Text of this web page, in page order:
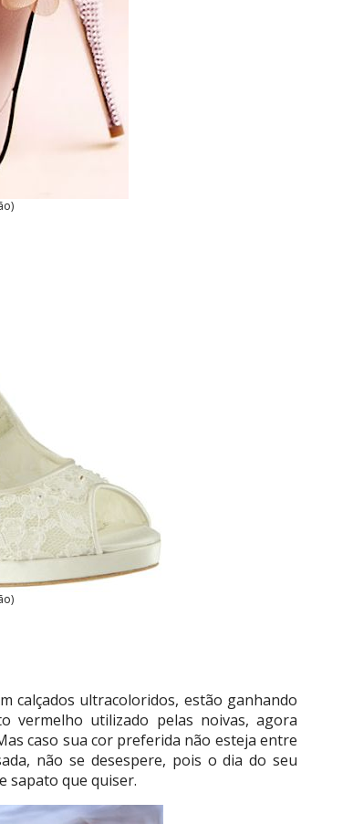
calçados ultracoloridos, estão ganhando
vermelho utilizado pelas noivas, agora
caso sua cor preferida não esteja entre
não se desespere, pois o dia do seu
sapato que quiser.